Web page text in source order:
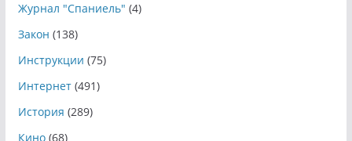
Журнал "Спаниель" (4)
Закон (138)
Инструкции (75)
Интернет(491)
История (289)
Кино(68)